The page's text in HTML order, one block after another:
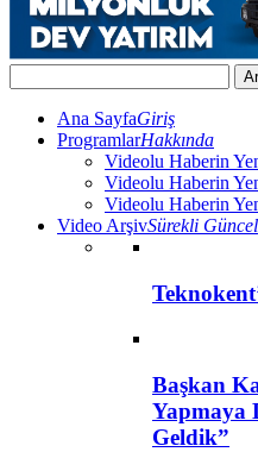
Ana SayfaGiriş
ProgramlarHakkında
Videolu Haberin
Videolu Haberin
Videolu Haberin
Video ArşivSürekli Güncel
Başkan
Yapmaya
Geldik”